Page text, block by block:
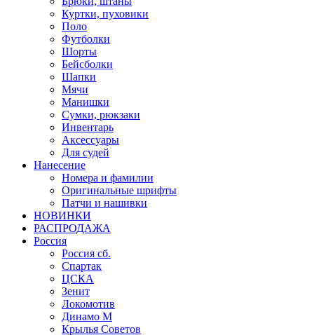
Куртки, пуховики
Поло
Футболки
Шорты
Бейсболки
Шапки
Мячи
Манишки
Сумки, рюкзаки
Инвентарь
Аксессуары
Для судей
Нанесение
Номера и фамилии
Оригинальные шрифты
Патчи и нашивки
НОВИНКИ
РАСПРОДАЖА
Россия
Россия сб.
Спартак
ЦСКА
Зенит
Локомотив
Динамо М
Крылья Советов